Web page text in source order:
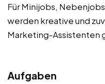
Für Minijobs,
werden kreative und
Marketing-Assistenten
Aufgaben